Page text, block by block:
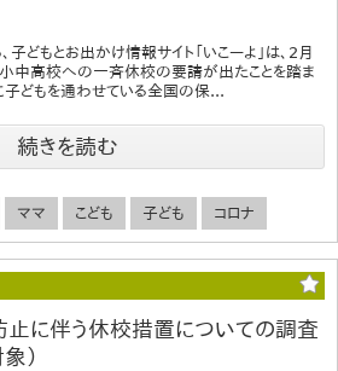
子どもとお出かけ情報サイト「いこーよ」は、2月
中高校への一斉休校の要請が出たことを踏ま
子どもを通わせている全国の保...
続きを読む
ママ こども 子ども コロナ
止に伴う休校措置についての調査
）